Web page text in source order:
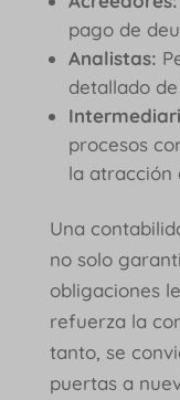
pago de
Analistas:
detallado
procesos
la atracción
Una
no solo
obligaciones
refuerza la
tanto, se
puertas a